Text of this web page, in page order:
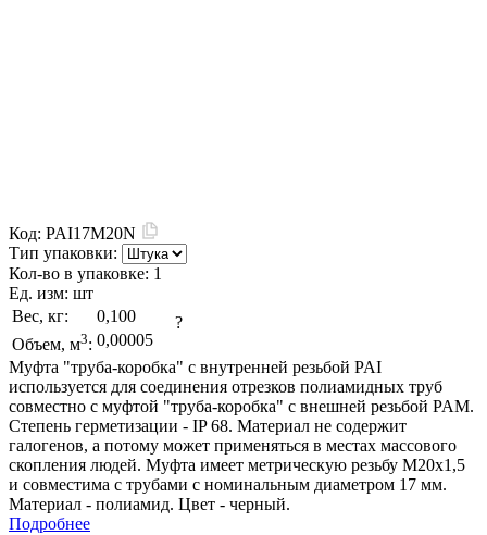
Код: PAI17M20N
Тип упаковки:
Кол-во в упаковке: 1
Ед. изм: шт
Вес, кг:
0,100
Объем, м3: 0,00005
?
Муфта "труба-коробка" с внутренней резьбой PAI
используется для соединения отрезков полиамидных труб
совместно с муфтой "труба-коробка" с внешней резьбой PAM.
Степень герметизации - IP 68. Материал не содержит
галогенов, а потому может применяться в местах массового
скопления людей. Муфта имеет метрическую резьбу М20х1,5
и совместима с трубами с номинальным диаметром 17 мм.
Материал - полиамид. Цвет - черный.
Подробнее